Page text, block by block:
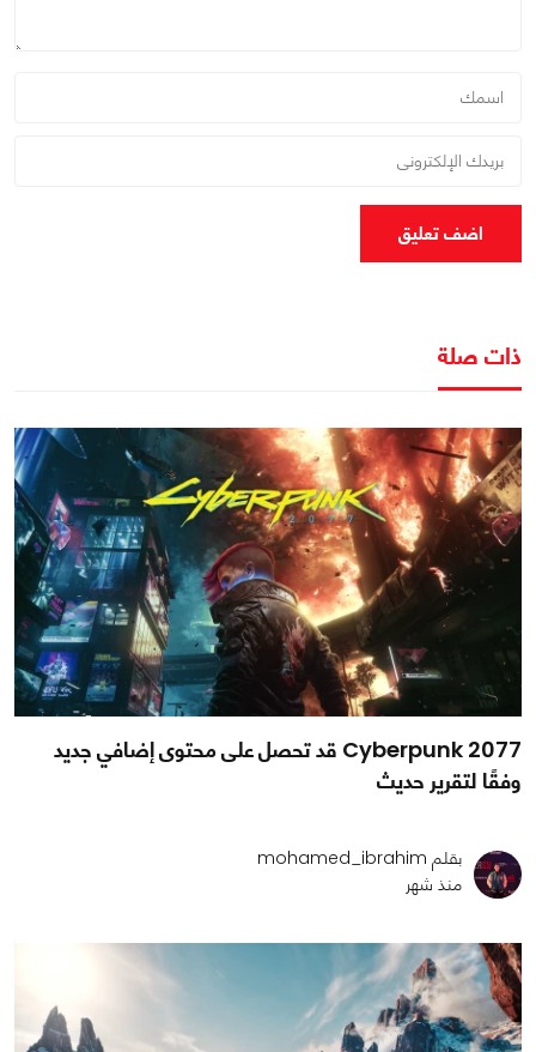
اضف تعليق
ذات صلة
Cyberpunk 2077 قد تحصل على محتوى إضافي جديد
وفقًا لتقرير حديث
بقلم mohamed_ibrahim
منذ شهر